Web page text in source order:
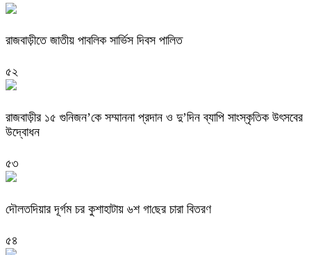
রাজবাড়ীতে জাতীয় পাবলিক সার্ভিস দিবস পালিত
৫২
রাজবাড়ীর ১৫ গুনিজন’কে সম্মাননা প্রদান ও দু’দিন ব্যাপি সাংস্কৃতিক উৎসবের
উদ্বোধন
৫৩
দৌলত‌দিয়ার দূর্গম চর কুশাহাটায় ৬শ গা‌ছের চারা বিতরণ
৫৪